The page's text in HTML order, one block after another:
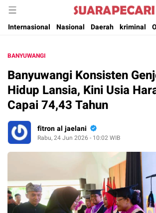
Suara Pecari
Suara Pencerahan Anak Negeri ( Berita
Internasional
Nasional Daerah kriminal
BANYUWANGI
Banyuwangi Konsisten
Hidup Lansia, Kini Usia
Capai 74,43 Tahun
fitron al jaelani
Rabu, 24 Jun 2026 - 10:02 WIB